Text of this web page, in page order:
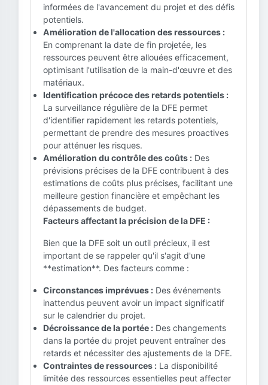
informées de l'avancement du projet et des défis
potentiels.
Amélioration de l'allocation des ressources :
En comprenant la date de fin projetée, les
ressources peuvent être allouées efficacement,
optimisant l'utilisation de la main-d'œuvre et des
matériaux.
Identification précoce des retards potentiels :
La surveillance régulière de la DFE permet
d'identifier rapidement les retards potentiels,
permettant de prendre des mesures proactives
pour atténuer les risques.
Amélioration du contrôle des coûts : Des
prévisions précises de la DFE contribuent à des
estimations de coûts plus précises, facilitant une
meilleure gestion financière et empêchant les
dépassements de budget.
Facteurs affectant la précision de la DFE :
Bien que la DFE soit un outil précieux, il est
important de se rappeler qu'il s'agit d'une
**estimation**. Des facteurs comme :
Circonstances imprévues : Des événements
inattendus peuvent avoir un impact significatif
sur le calendrier du projet.
Décroissance de la portée : Des changements
dans la portée du projet peuvent entraîner des
retards et nécessiter des ajustements de la DFE.
Contraintes de ressources : La disponibilité
limitée des ressources essentielles peut affecter